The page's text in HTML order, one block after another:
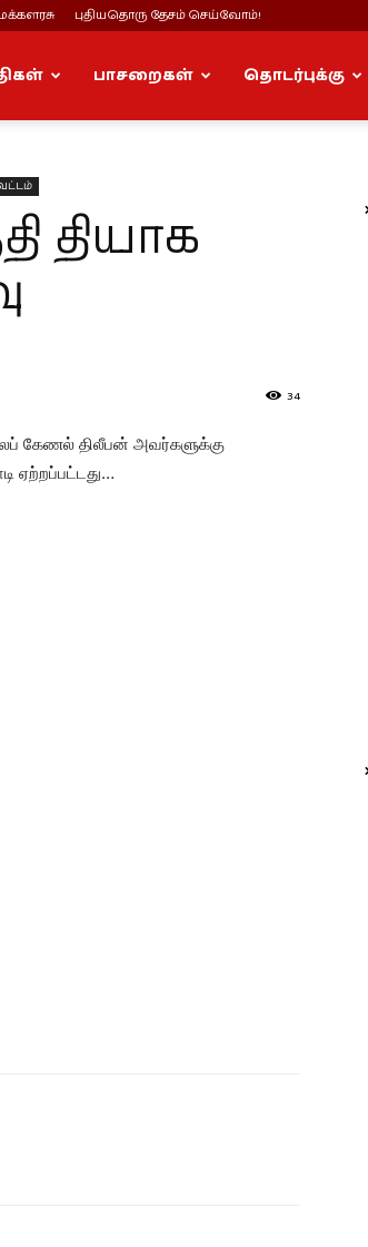
மக்களரசு புதியதொரு தேசம் செய்வோம்!
பாசறைகள் தொடர்புக்கு
தியாக
34
கேணல் திலீபன் அவர்களுக்கு
ஏற்றப்பட்டது…